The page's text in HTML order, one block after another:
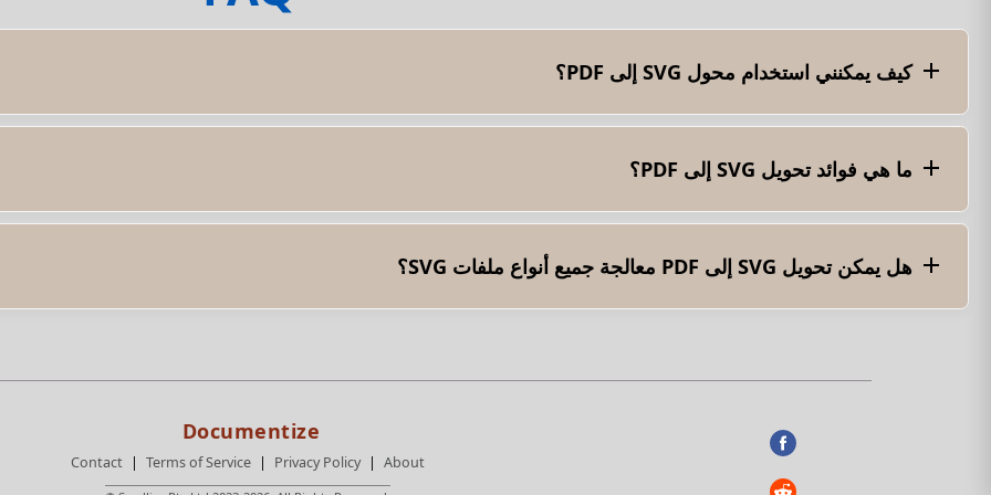
كيف يمكنني استخدام محول SVG إلى PDF؟
ما هي فوائد تحويل SVG إلى PDF؟
هل يمكن تحويل SVG إلى PDF معالجة جميع أنواع ملفات SVG؟
تفاعلات البرمجة النصية بالكامل أثناء عملية التحويل.
Contact Terms of Service Privacy Policy About